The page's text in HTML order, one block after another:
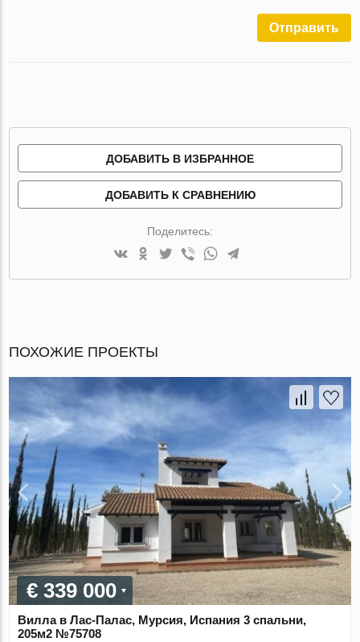
Отправить
ДОБАВИТЬ В ИЗБРАННОЕ
ДОБАВИТЬ К СРАВНЕНИЮ
Поделитесь:
ПОХОЖИЕ ПРОЕКТЫ
€ 339 000
Вилла в Лас-Палас, Мурсия, Испания 3 спальни,
205м2 №75708